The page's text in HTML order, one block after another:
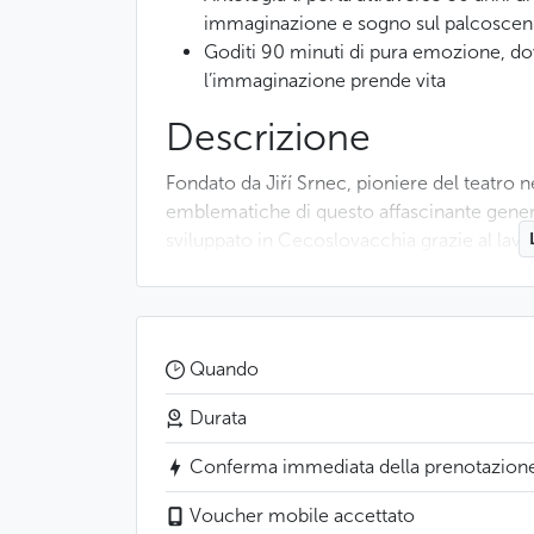
immaginazione e sogno sul
Goditi 90 minuti di pura emozione,
l’immaginazione prende vita
Descrizione
Fondato da Jiří Srnec, pioniere del teatro
emblematiche di questo affascinante
sviluppato in Cecoslovacchia grazie al
Questo spettacolo non verbale offre una
secolo di creatività e immaginazione. Tra
regia poetica, Antología invita lo
dell’immaginazione e del sogno sul
rappresentazione al Teatro Reale di
Uno spettacolo affascinante, omaggio
Quando
Durata
Conferma immediata della
Voucher mobile accettato